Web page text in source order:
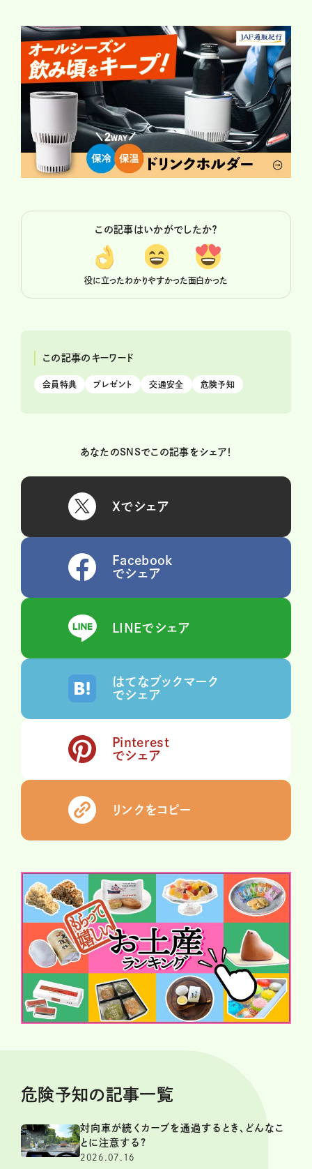
この記事はいかがでしたか？
役に立ったわかりやすかった面白かった
この記事のキーワード
会員特典 プレゼント 交通安全 危険予知
あなたのSNSでこの記事をシェア！
Xでシェア
Facebook
でシェア
LINEでシェア
はてなブックマーク
でシェア
Pinterest
でシェア
リンクをコピー
危険予知の記事一覧
対向車が続くカーブを通過するとき、どんなこ
とに注意する?
2026.07.16